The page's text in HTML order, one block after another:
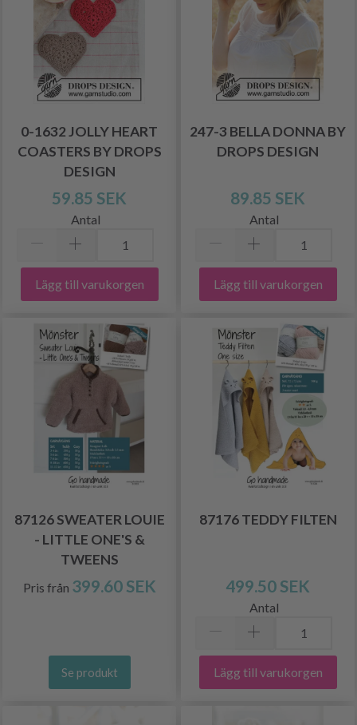
0-1632 JOLLY HEART
COASTERS BY DROPS
DESIGN
59.85 SEK
Antal
Lägg till varukorgen
247-3 BELLA DONNA BY
DROPS DESIGN
89.85 SEK
Antal
Lägg till varukorgen
87126 SWEATER LOUIE
- LITTLE ONE'S &
TWEENS
Pris från 399.60 SEK
Se produkt
87176 TEDDY FILTEN
499.50 SEK
Antal
Lägg till varukorgen